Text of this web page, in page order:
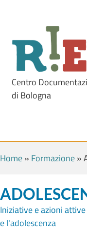
Centro
di Bologna
Home» Formazione»
Iniziative e azioni
e l'adolescenza